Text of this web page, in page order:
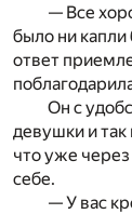
— Все
было ни капли
ответ
Он с
девушки и так
что уже
себе.
— У вас